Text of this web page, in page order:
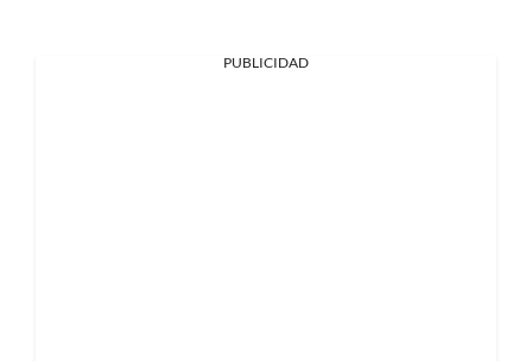
PUBLICIDAD